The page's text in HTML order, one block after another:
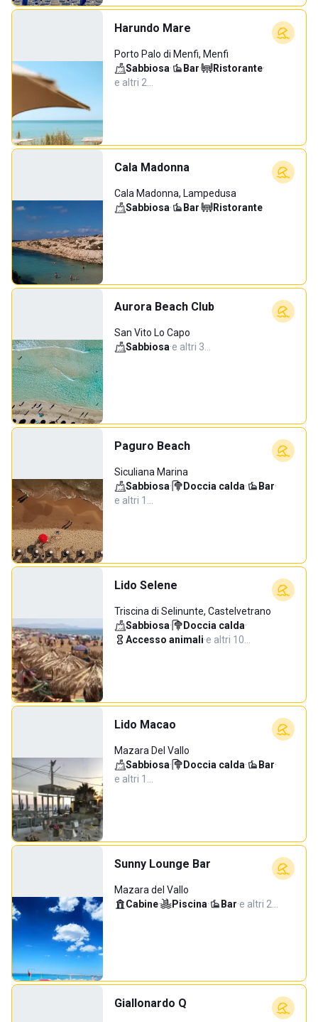
Harundo Mare
Porto Palo di Menfi, Menfi
Sabbiosa· Bar· Ristorante·
e altri 2…
Cala Madonna
Cala Madonna, Lampedusa
Sabbiosa· Bar· Ristorante
Aurora Beach Club
San Vito Lo Capo
Sabbiosa·e altri 3…
Paguro Beach
Siculiana Marina
Sabbiosa· Doccia calda· Bar·
e altri 1…
Lido Selene
Triscina di Selinunte, Castelvetrano
Sabbiosa· Doccia calda·
Accesso animali·e altri 10…
Lido Macao
Mazara Del Vallo
Sabbiosa· Doccia calda· Bar·
e altri 1…
Sunny Lounge Bar
Mazara del Vallo
Cabine· Piscina· Bar·e altri 2…
Giallonardo Q